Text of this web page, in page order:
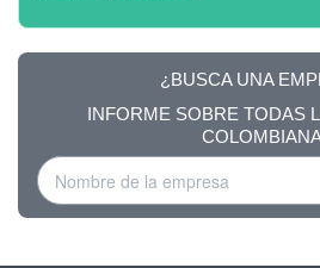
¿BUSCA UNA
INFORME SOBRE TODAS